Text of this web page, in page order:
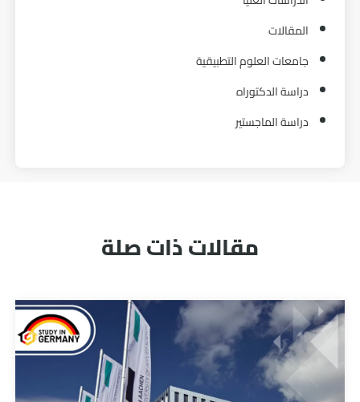
المقالات
جامعات العلوم التطبيقية
دراسة الدكتوراه
دراسة الماجستير
مقالات ذات صلة